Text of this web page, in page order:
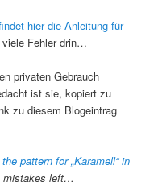
hier die Anleitung für
Fehler drin…
privaten Gebrauch
ist sie, kopiert zu
zu diesem Blogeintrag
the pattern for „Karamell“ in
mistakes left…